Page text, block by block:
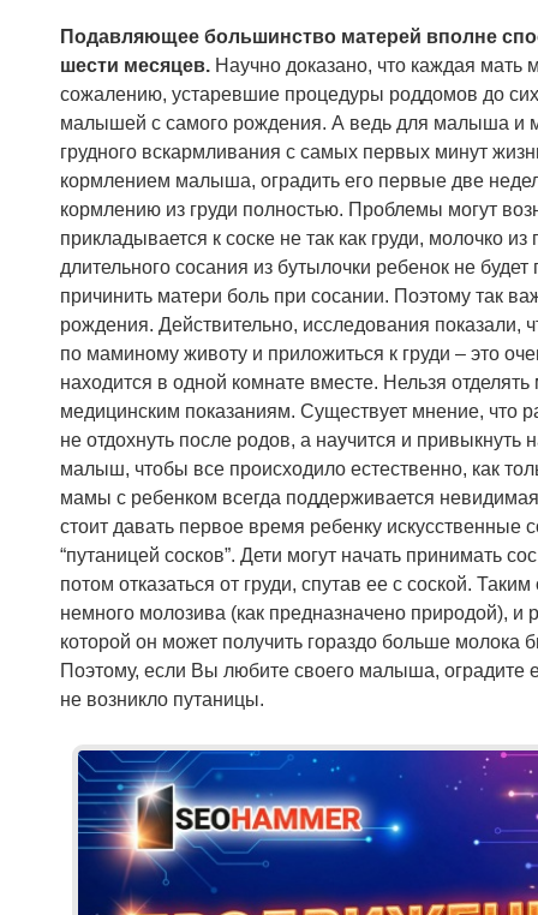
Подавляющее большинство матерей вполне
шести месяцев. Научно доказано, что каждая мать
сожалению, устаревшие процедуры роддомов до
малышей с самого рождения. А ведь для малыша и
грудного вскармливания с самых первых минут
кормлением малыша, оградить его первые две
кормлению из груди полностью. Проблемы могут
прикладывается к соске не так как груди, молочко
длительного сосания из бутылочки ребенок не
причинить матери боль при сосании. Поэтому так
рождения. Действительно, исследования
по маминому животу и приложиться к груди – это
находится в одной комнате вместе. Нельзя
медицинским показаниям. Существует мнение, что
не отдохнуть после родов, а научится и
малыш, чтобы все происходило естественно, как
мамы с ребенком всегда поддерживается
стоит давать первое время ребенку искусственные
“путаницей сосков”. Дети могут начать принимать
потом отказаться от груди, спутав ее с соской.
немного молозива (как предназначено природой), и
которой он может получить гораздо больше молока
Поэтому, если Вы любите своего малыша, оградите
не возникло путаницы.